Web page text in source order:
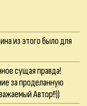
из этого было для
сущая правда!
за проделанную
Автор!!))